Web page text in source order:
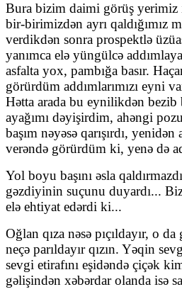
Bura bizim daimi görüş
bir-birimizdən ayrı qaldığımız
verdikdən sonra prospektlə
yanımca elə yüngülcə
asfalta yox, pambığa basır.
görürdüm addımlarımızı eyni
Hətta arada bu eynilikdən
ayağımı dəyişirdim, ahəngi
başım nəyəsə qarışırdı,
verəndə görürdüm ki, yenə də
Yol boyu başını əsla
gəzdiyinin suçunu duyardı...
elə ehtiyat edərdi ki...
Oğlan qıza nəsə pıçıldayır, o
neçə parıldayır qızın. Yəqin
sevgi etirafını eşidəndə çiçək
gəlişindən xəbərdar olanda isə